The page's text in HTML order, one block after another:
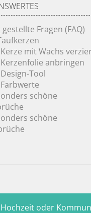
Fragen (FAQ)
mit Wachs
anbringen
Tool
schöne
schöne
oder